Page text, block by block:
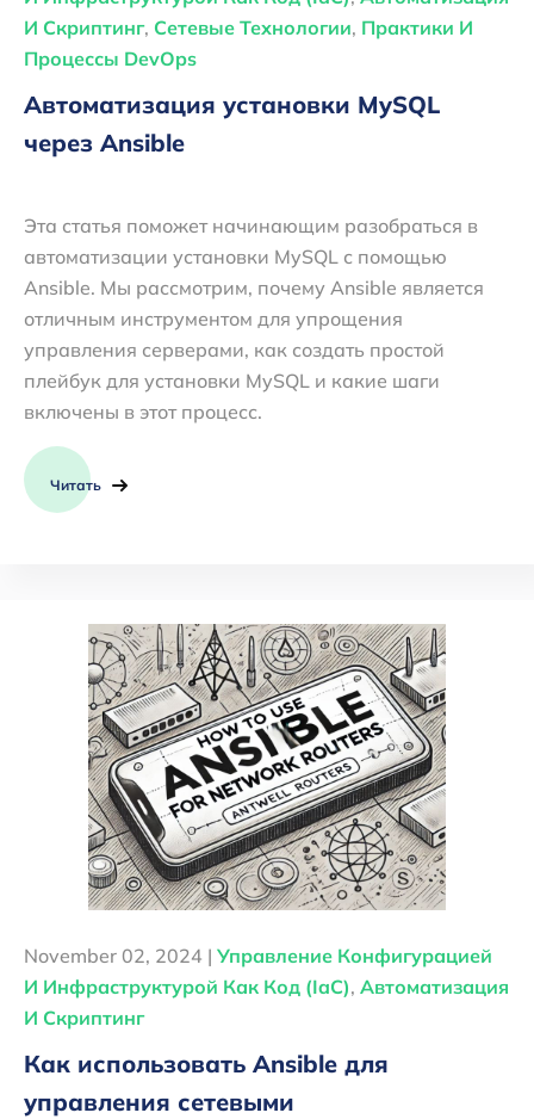
И Скриптинг, Сетевые Технологии, Практики И
Процессы DevOps
Автоматизация установки MySQL
через Ansible
Эта статья поможет начинающим разобраться в
автоматизации установки MySQL с помощью
Ansible. Мы рассмотрим, почему Ansible является
отличным инструментом для упрощения
управления серверами, как создать простой
плейбук для установки MySQL и какие шаги
включены в этот процесс.
Читать
November 02, 2024 | Управление Конфигурацией
И Инфраструктурой Как Код (IaC), Автоматизация
И Скриптинг
Как использовать Ansible для
управления сетевыми